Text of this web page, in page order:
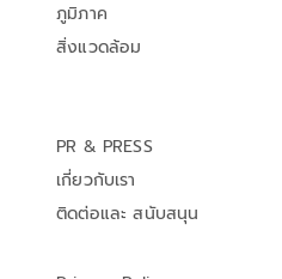
ภูมิภาค
สิ่งแวดล้อม
PR & PRESS
เกี่ยวกับเรา
ติดต่อและ สนับสนุน